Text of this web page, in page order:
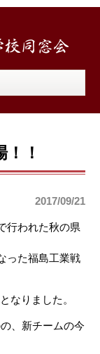
！
2017/09/21
行われた秋の県
った福島工業戦
なりました。
、新チームの今